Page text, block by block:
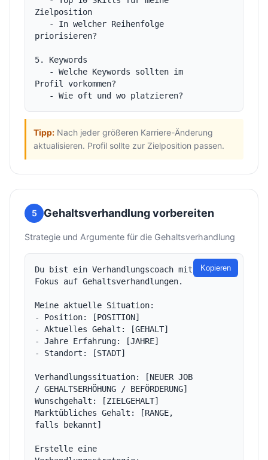
Zielposition
priorisieren?
5. Keywords
Profil vorkommen?
Tipp: Nach jeder größeren Karriere-Änderung
aktualisieren. Profil sollte zur Zielposition passen.
5 Gehaltsverhandlung vorbereiten
Strategie und Argumente für die Gehaltsverhandlung
Du bist ein Verhandlungscoach mit
Fokus auf Gehaltsverhandlungen.
Meine aktuelle Situation:
- Position: [POSITION]
- Aktuelles Gehalt: [GEHALT]
- Jahre Erfahrung: [JAHRE]
- Standort: [STADT]
Verhandlungssituation: [NEUER JOB
/ GEHALTSERHÖHUNG / BEFÖRDERUNG]
Wunschgehalt: [ZIELGEHALT]
Marktübliches Gehalt: [RANGE,
falls bekannt]
Erstelle eine
Kopieren